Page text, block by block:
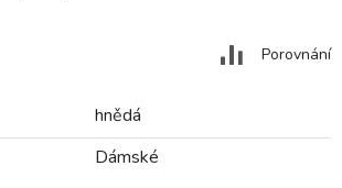
Porovnání
hnědá
Dámské